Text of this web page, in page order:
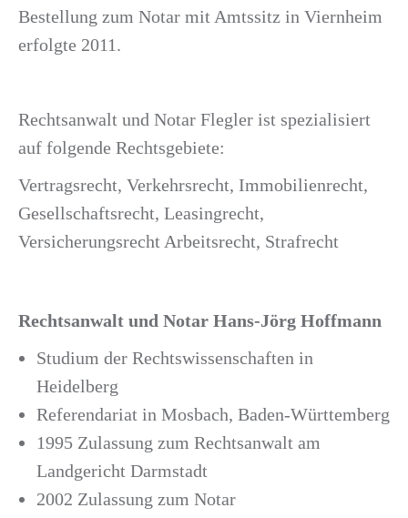
Bestellung zum Notar mit Amtssitz in Viernheim
erfolgte 2011.
Rechtsanwalt und Notar Flegler ist spezialisiert
auf folgende Rechtsgebiete:
Vertragsrecht, Verkehrsrecht, Immobilienrecht,
Gesellschaftsrecht, Leasingrecht,
Versicherungsrecht Arbeitsrecht, Strafrecht
Rechtsanwalt und Notar Hans-Jörg Hoffmann
Studium der Rechtswissenschaften in
Heidelberg
Referendariat in Mosbach, Baden-Württemberg
1995 Zulassung zum Rechtsanwalt am
Landgericht Darmstadt
2002 Zulassung zum Notar